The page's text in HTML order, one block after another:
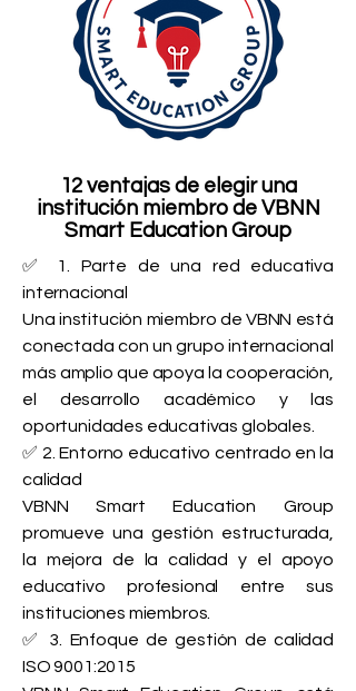
12 ventajas de elegir una
institución miembro de VBNN
Smart Education Group
✅ 1. Parte de una red educativa
internacional
Una institución miembro de VBNN está
conectada con un grupo internacional
más amplio que apoya la cooperación,
el desarrollo académico y las
oportunidades educativas globales.
✅ 2. Entorno educativo centrado en la
calidad
VBNN Smart Education Group
promueve una gestión estructurada,
la mejora de la calidad y el apoyo
educativo profesional entre sus
instituciones miembros.
✅ 3. Enfoque de gestión de calidad
ISO 9001:2015